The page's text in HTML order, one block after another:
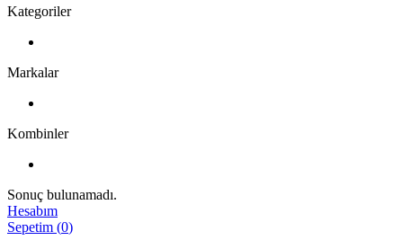
Kategoriler
Markalar
Kombinler
Sonuç bulunamadı.
Hesabım
Sepetim (0)